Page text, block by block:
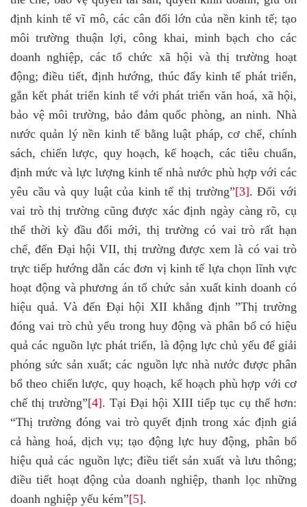
định kinh tế vĩ mô, các cân đối lớn của nền kinh tế; tạo
môi trường thuận lợi, công khai, minh bạch cho các
doanh nghiệp, các tổ chức xã hội và thị trường hoạt
động; điều tiết, định hướng, thúc đẩy kinh tế phát triển,
gắn kết phát triển kinh tế với phát triển văn hoá, xã hội,
bảo vệ môi trường, bảo đảm quốc phòng, an ninh. Nhà
nước quản lý nền kinh tế bằng luật pháp, cơ chế, chính
sách, chiến lược, quy hoạch, kế hoạch, các tiêu chuẩn,
định mức và lực lượng kinh tế nhà nước phù hợp với các
yêu cầu và quy luật của kinh tế thị trường”[3]. Đối với
vai trò thị trường cũng được xác định ngày càng rõ, cụ
thể thời kỳ đầu đổi mới, thị trường có vai trò rất hạn
chế, đến Đại hội VII, thị trường được xem là có vai trò
trực tiếp hướng dẫn các đơn vị kinh tế lựa chọn lĩnh vực
hoạt động và phương án tổ chức sản xuất kinh doanh có
hiệu quả. Và đến Đại hội XII khẳng định ”Thị trường
đóng vai trò chủ yếu trong huy động và phân bổ có hiệu
quả các nguồn lực phát triển, là động lực chủ yếu để giải
phóng sức sản xuất; các nguồn lực nhà nước được phân
bổ theo chiến lược, quy hoạch, kế hoạch phù hợp với cơ
chế thị trường”[4]. Tại Đại hội XIII tiếp tục cụ thể hơn:
“Thị trường đóng vai trò quyết định trong xác định giá
cả hàng hoá, dịch vụ; tạo động lực huy động, phân bổ
hiệu quả các nguồn lực; điều tiết sản xuất và lưu thông;
điều tiết hoạt động của doanh nghiệp, thanh lọc những
doanh nghiệp yếu kém”[5].